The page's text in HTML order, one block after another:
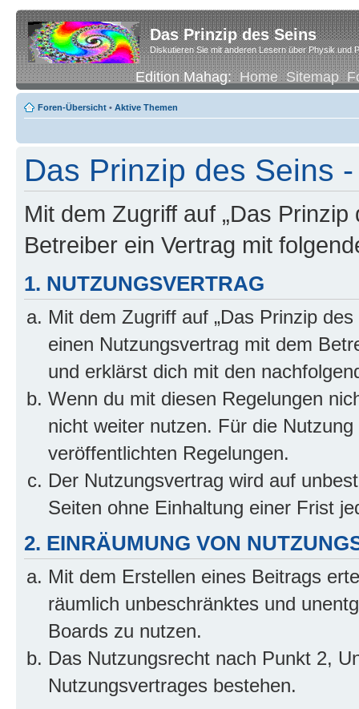
Das Prinzip des Seins
Diskutieren Sie mit anderen Lesern über Physik und
Edition Mahag:Home Sitemap
Foren-Übersicht • Aktive Themen
Das Prinzip des Seins
Mit dem Zugriff auf „Das
Betreiber ein Vertrag mit
1. NUTZUNGSVERTRAG
Mit dem Zugriff auf „Das Prinzip
einen Nutzungsvertrag mit dem
und erklärst dich mit den
Wenn du mit diesen Regelungen
nicht weiter nutzen. Für die
veröffentlichten Regelungen.
Der Nutzungsvertrag wird auf
Seiten ohne Einhaltung einer Frist
2. EINRÄUMUNG VON
Mit dem Erstellen eines Beitrags
räumlich unbeschränktes und
Boards zu nutzen.
Das Nutzungsrecht nach Punkt 2,
Nutzungsvertrages bestehen.